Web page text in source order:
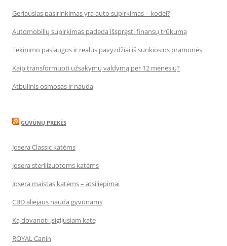
Geriausias pasirinkimas yra auto supirkimas – kodėl?
Automobilių supirkimas padeda išspręsti finansų trūkumą
Tekinimo paslaugos ir realūs pavyzdžiai iš sunkiosios pramonės
Kaip transformuoti užsakymų valdymą per 12 mėnesių?
Atbulinis osmosas ir nauda
GUVŪNŲ PREKĖS
Josera Classic katėms
Josera sterilizuotoms katėms
Josera maistas katėms – atsiliepimai
CBD aliejaus nauda gyvūnams
Ką dovanoti įsigijusiam katę
ROYAL Canin